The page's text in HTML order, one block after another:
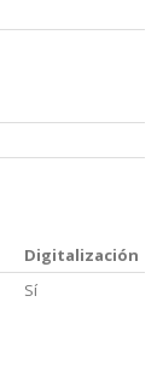
Digitalización
Sí